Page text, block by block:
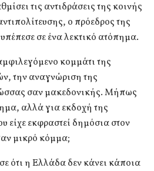
τις αντιδράσεις της κοινής
ο πρόεδρος της
υπέπεσε σε ένα λεκτικό ατόπημα.
κομμάτι της
την αναγνώριση της
σαν μακεδονικής. Μήπως
αλλά για εκδοχή της
είχε εκφραστεί δημόσια στον
μικρό κόμμα;
ότι η Ελλάδα δεν κάνει κάποια